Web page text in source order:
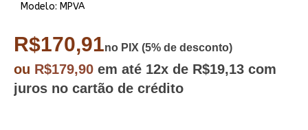
Modelo: MPVA
R$170,91no PIX (5% de desconto)
ou R$179,90 em até 12x de R$19,13 com
juros no cartão de crédito